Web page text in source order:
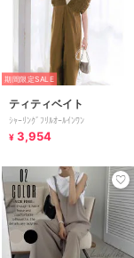
期間限定SALE
ティティベイト
ｼｬｰﾘﾝｸﾞﾌﾘﾙｵｰﾙｲﾝﾜﾝ
¥ 3,954